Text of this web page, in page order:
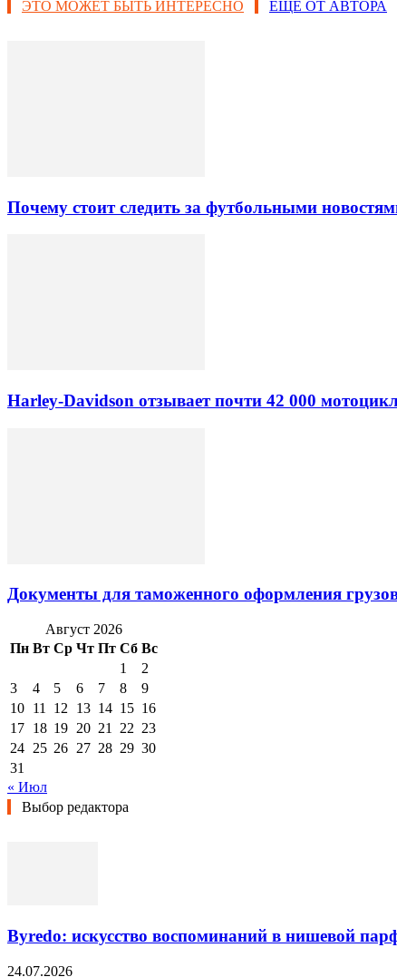
ЭТО МОЖЕТ БЫТЬ ИНТЕРЕСНО
ЕЩЕ ОТ АВТОРА
Почему стоит следить за футбольными
Harley-Davidson отзывает почти 42 000
Документы для таможенного оформления
Август 2026
Пн Вт Ср Чт Пт Сб Вс
1
2
3
4 5 6 7 8
9
10 11 12 13 14 15 16
17 18 19 20 21 22 23
24 25 26 27 28 29 30
31
« Июл
Выбор редактора
Byredo: искусство воспоминаний в нишевой
24.07.2026